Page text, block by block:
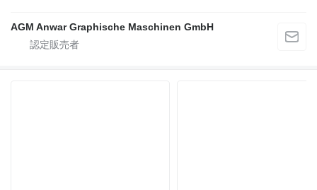
AGM Anwar Graphische Maschinen GmbH